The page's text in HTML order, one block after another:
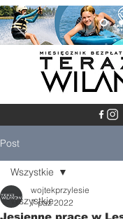
Post
Wszystkie
Wszystkie
Jesienne prace w
wojtekprzylesie
7 paź 2022